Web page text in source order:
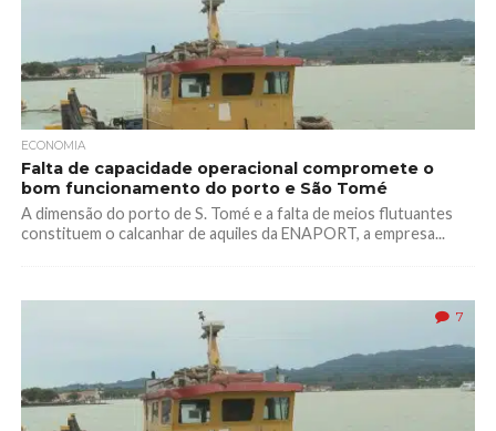
ECONOMIA
Falta de capacidade operacional compromete o
bom funcionamento do porto e São Tomé
A dimensão do porto de S. Tomé e a falta de meios flutuantes
constituem o calcanhar de aquiles da ENAPORT, a empresa...
7